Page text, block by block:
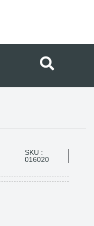
SKU :
016020